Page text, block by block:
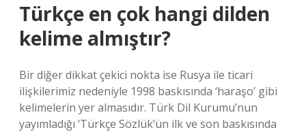
Türkçe en çok hangi dilden
kelime almıştır?
Bir diğer dikkat çekici nokta ise Rusya ile ticari
ilişkilerimiz nedeniyle 1998 baskısında ‘haraşo’ gibi
kelimelerin yer almasıdır. Türk Dil Kurumu’nun
yayımladığı ‘Türkçe Sözlük’ün ilk ve son baskısında